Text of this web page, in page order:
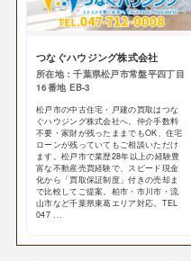
つなぐハウジング株式会社
所在地：千葉県松戸市常盤平四丁目
16番地 EB-3
松戸市の中古住宅・戸建の買取はつな
ぐハウジング株式会社へ。仲介手数料
不要・家財が残ったままでもOK、住宅
ローンが残っていてもご相談いただけ
ます。松戸市で業歴28年以上の経験豊
富な不動産売買経験で、スピード現金
化から「買取保証制度」付きの売却ま
で比較してご提案。柏市・市川市・流
山市など千葉県東葛エリア対応。TEL
047 ...